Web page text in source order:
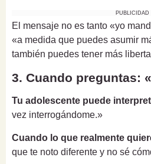
PUBLICIDAD
El mensaje no es tanto «yo
«a medida que puedes asumir
también puedes tener más
3. Cuando preguntas:
Tu adolescente puede
vez interrogándome.»
Cuando lo que realmente
que te noto diferente y no sé